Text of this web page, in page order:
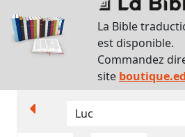
La Bible
est disponible.
Commandez
site
d’affichage
Par
verset
Translittérations